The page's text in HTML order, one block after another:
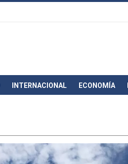
INTERNACIONAL ECONOMÍA